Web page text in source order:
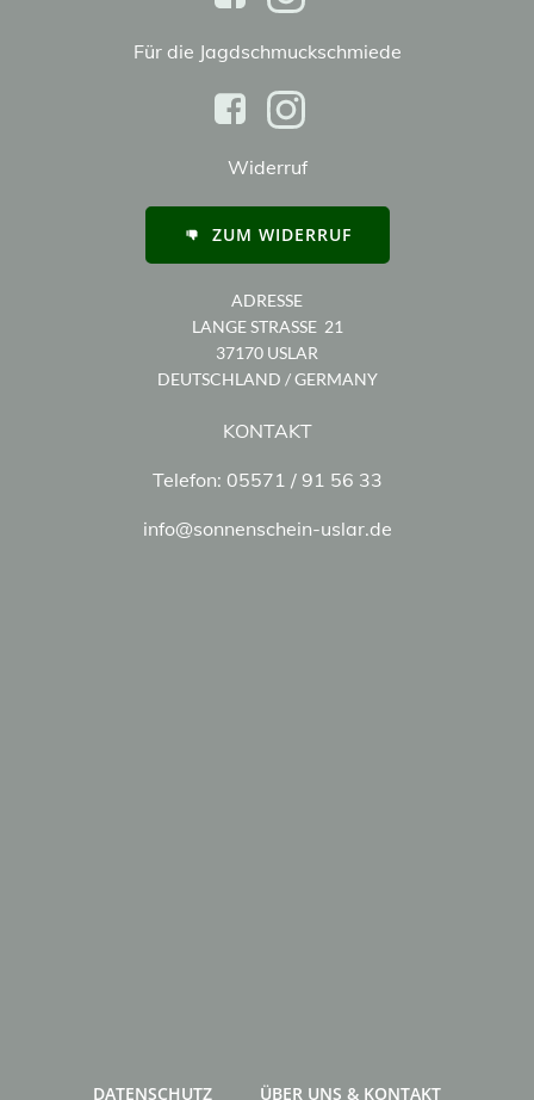
Für die Jagdschmuckschmiede
Widerruf
ZUM WIDERRUF
ADRESSE
LANGE STRASSE 21
37170 USLAR
DEUTSCHLAND / GERMANY
KONTAKT
Telefon: 05571 / 91 56 33
info@sonnenschein-uslar.de
DATENSCHUTZ ÜBER UNS & KONTAKT